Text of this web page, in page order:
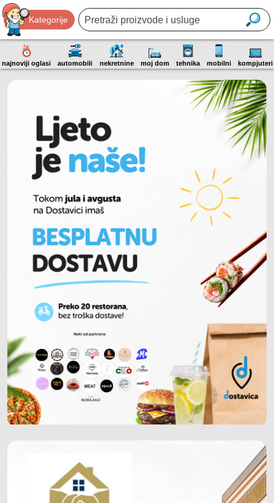
Kategorije
najnoviji oglasi automobili nekretnine moj dom tehnika mobilni kompjuteri